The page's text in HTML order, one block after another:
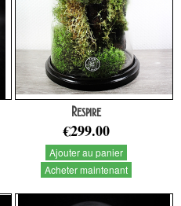
Respire
€299.00
Ajouter au panier
Acheter maintenant